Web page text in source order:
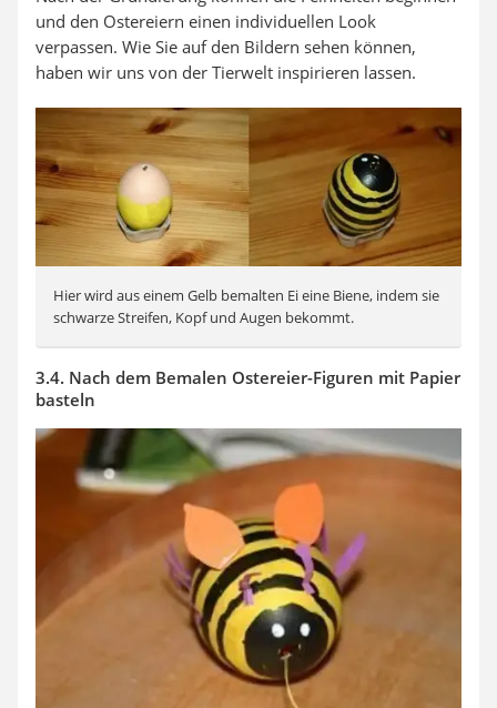
und den Ostereiern einen individuellen Look
verpassen. Wie Sie auf den Bildern sehen können,
haben wir uns von der Tierwelt inspirieren lassen.
Hier wird aus einem Gelb bemalten Ei eine Biene, indem sie
schwarze Streifen, Kopf und Augen bekommt.
3.4. Nach dem Bemalen Ostereier-Figuren mit Papier
basteln